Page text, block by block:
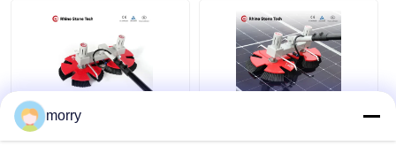
เครื่องทําความสะอาด
morry